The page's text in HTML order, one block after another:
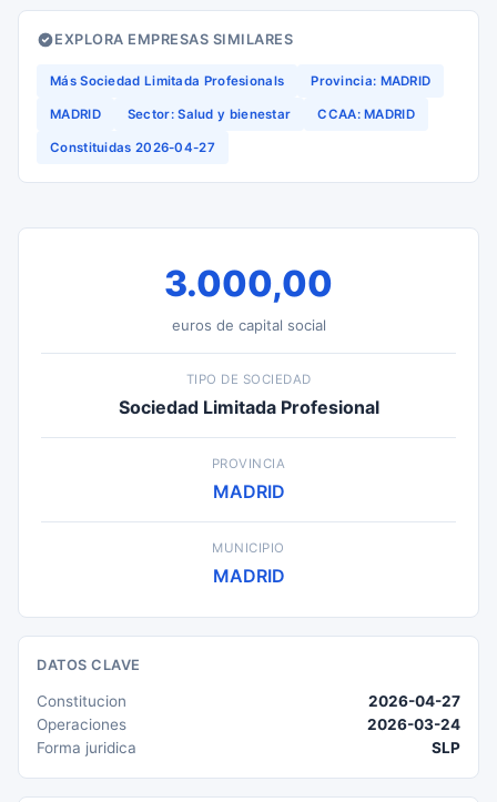
EXPLORA EMPRESAS SIMILARES
Más Sociedad Limitada Profesionals Provincia: MADRID
MADRID Sector: Salud y bienestar CCAA: MADRID
Constituidas 2026-04-27
3.000,00
euros de capital social
TIPO DE SOCIEDAD
Sociedad Limitada Profesional
PROVINCIA
MADRID
MUNICIPIO
MADRID
DATOS CLAVE
Constitucion
2026-04-27
Operaciones
2026-03-24
Forma juridica
SLP